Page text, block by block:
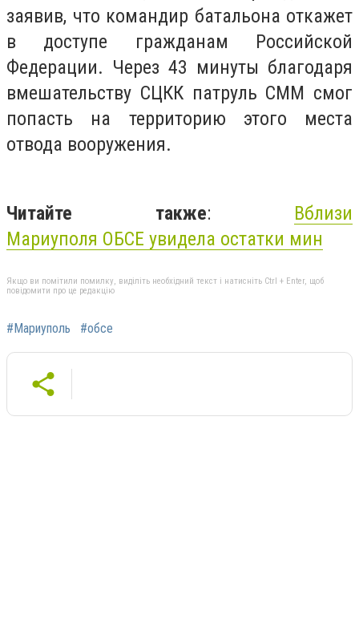
заявив, что командир батальона откажет
в доступе гражданам Российской
Федерации. Через 43 минуты благодаря
вмешательству СЦКК патруль СММ смог
попасть на территорию этого места
отвода вооружения.
Читайте также: Вблизи
Мариуполя ОБСЕ увидела остатки мин
Якщо ви помітили помилку, виділіть необхідний текст і натисніть Ctrl + Enter, щоб
повідомити про це редакцію
#Мариуполь #обсе